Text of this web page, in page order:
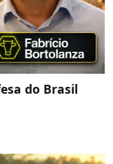
do Brasil